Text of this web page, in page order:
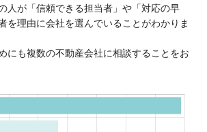
人が「信頼できる担当者」や「対応の早
を理由に会社を選んでいることがわかりま
にも複数の不動産会社に相談することをお